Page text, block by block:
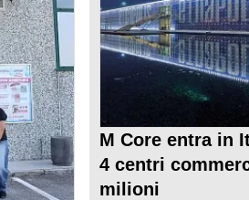
M Core entra in
4 centri
milioni